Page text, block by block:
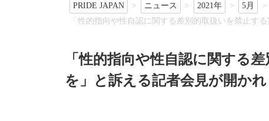
PRIDE JAPAN ニュース 2021年
5月
「性的指向や性自認に関する差別的取扱いを禁止す
「性的指向や性自認に関する
を」と訴える記者会見が開か